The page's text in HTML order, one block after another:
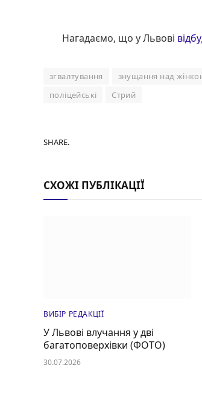
Нагадаємо, що у Львові
згвалтування знущання над
поліцейські
Стрий
SHARE.
СХОЖІ ПУБЛІКАЦІЇ
ВИБІР РЕДАКЦІЇ
У Львові влучання у дві
багатоповерхівки (ФОТО)
30.07.2026